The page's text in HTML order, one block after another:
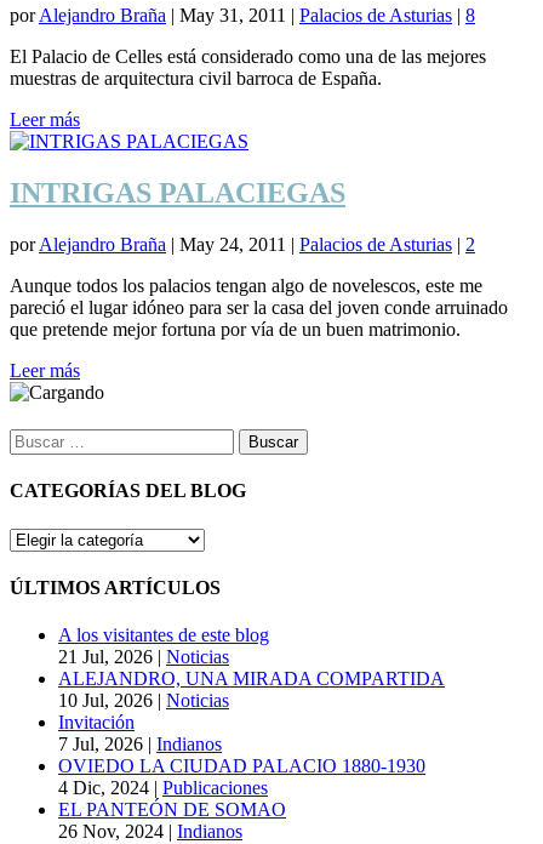
porAlejandro Braña | May 31, 2011 | Palacios de Asturias | 8
El Palacio de Celles está considerado como una de las mejores
muestras de arquitectura civil barroca de España.
Leer más
INTRIGAS PALACIEGAS
porAlejandro Braña | May 24, 2011 | Palacios de Asturias | 2
Aunque todos los palacios tengan algo de novelescos, este me
pareció el lugar idóneo para ser la casa del joven conde arruinado
que pretende mejor fortuna por vía de un buen matrimonio.
Leer más
Buscar:
CATEGORÍAS DEL BLOG
CATEGORÍAS
BLOG
ÚLTIMOS ARTÍCULOS
A los visitantes de este blog
21 Jul, 2026 | Noticias
ALEJANDRO, UNA MIRADA COMPARTIDA
10 Jul, 2026 | Noticias
Invitación
7 Jul, 2026 | Indianos
OVIEDO LA CIUDAD PALACIO 1880-1930
4 Dic, 2024 | Publicaciones
EL PANTEÓN DE SOMAO
26 Nov, 2024 | Indianos